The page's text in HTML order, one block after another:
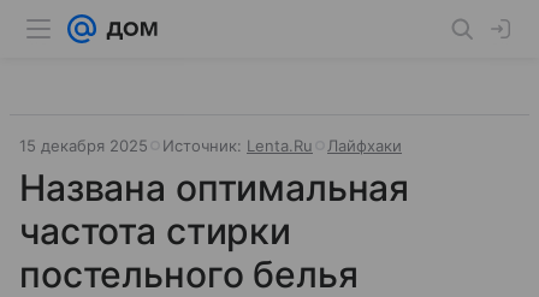
15 декабря 2025 Источник: Lenta.Ru Лайфхаки
Названа оптимальная
частота стирки
постельного белья